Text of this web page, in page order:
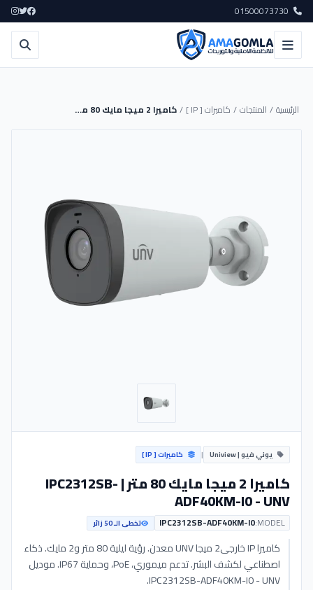
الرئيسية/ المنتجات/ كاميرات [ IP ] / كاميرا 2 ميجا مايك 80 متر | IPC2312SB-ADF40KM-I0 - UNV
يوني فيو | Uniview | كاميرات [ IP ]
كاميرا 2 ميجا مايك 80 متر | IPC2312SB-
ADF40KM-I0 - UNV
MODEL:
IPC2312SB-ADF40KM-I0 تخطى الـ 50 زائر
كاميرا IP خارجى2 ميجا UNV معدن. رؤية ليلية 80 متر و2 مايك. ذكاء
اصطناعي لكشف البشر. تدعم ميموري، PoE، وحماية IP67. موديل
IPC2312SB-ADF40KM-I0 - UNV.